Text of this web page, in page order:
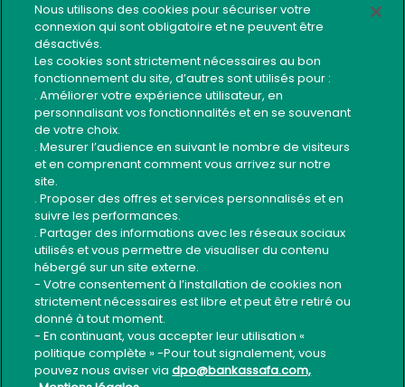
Réseau d’agences
Réclamation
Plan du site
Contact
Code éthique du recouvrement
Guide Sécurité Application Mobile
Usage sécurisé services bancaires
Suivez-nous
Nous utilisons des cookies pour sécuriser votre
connexion qui sont obligatoire et ne peuvent être
désactivés.
Les cookies sont strictement nécessaires au bon
fonctionnement du site, d’autres sont utilisés pour :
. Améliorer votre expérience utilisateur, en
personnalisant vos fonctionnalités et en se souvenant
de votre choix.
. Mesurer l’audience en suivant le nombre de visiteurs
et en comprenant comment vous arrivez sur notre
site.
. Proposer des offres et services personnalisés et en
suivre les performances.
. Partager des informations avec les réseaux sociaux
utilisés et vous permettre de visualiser du contenu
hébergé sur un site externe.
- Votre consentement à l’installation de cookies non
strictement nécessaires est libre et peut être retiré ou
donné à tout moment.
- En continuant, vous accepter leur utilisation «
politique complète » -Pour tout signalement, vous
pouvez nous aviser viadpo@bankassafa.com,